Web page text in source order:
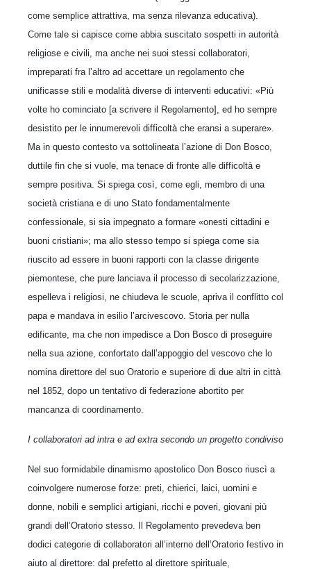
come semplice attrattiva, ma senza rilevanza educativa).
Come tale si capisce come abbia suscitato sospetti in autorità
religiose e civili, ma anche nei suoi stessi collaboratori,
impreparati fra l’altro ad accettare un regolamento che
unificasse stili e modalità diverse di interventi educativi: «Più
volte ho cominciato [a scrivere il Regolamento], ed ho sempre
desistito per le innumerevoli difficoltà che eransi a superare».
Ma in questo contesto va sottolineata l’azione di Don Bosco,
duttile fin che si vuole, ma tenace di fronte alle difficoltà e
sempre positiva. Si spiega così, come egli, membro di una
società cristiana e di uno Stato fondamentalmente
confessionale, si sia impegnato a formare «onesti cittadini e
buoni cristiani»; ma allo stesso tempo si spiega come sia
riuscito ad essere in buoni rapporti con la classe dirigente
piemontese, che pure lanciava il processo di secolarizzazione,
espelleva i religiosi, ne chiudeva le scuole, apriva il conflitto col
papa e mandava in esilio l’arcivescovo. Storia per nulla
edificante, ma che non impedisce a Don Bosco di proseguire
nella sua azione, confortato dall’appoggio del vescovo che lo
nomina direttore del suo Oratorio e superiore di due altri in città
nel 1852, dopo un tentativo di federazione abortito per
mancanza di coordinamento.
I collaboratori ad intra e ad extra secondo un progetto condiviso
Nel suo formidabile dinamismo apostolico Don Bosco riuscì a
coinvolgere numerose forze: preti, chierici, laici, uomini e
donne, nobili e semplici artigiani, ricchi e poveri, giovani più
grandi dell’Oratorio stesso. Il Regolamento prevedeva ben
dodici categorie di collaboratori all’interno dell’Oratorio festivo in
aiuto al direttore: dal prefetto al direttore spirituale,